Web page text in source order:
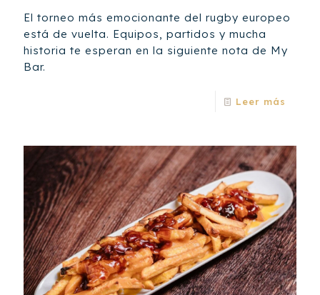
El torneo más emocionante del rugby europeo
está de vuelta. Equipos, partidos y mucha
historia te esperan en la siguiente nota de My
Bar.
Leer más